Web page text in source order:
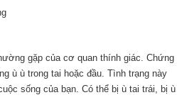
gặp của cơ quan thính giác. Chứng
ù ù trong tai hoặc đầu. Tình trạng này
sống của bạn. Có thể bị ù tai trái, bị ù